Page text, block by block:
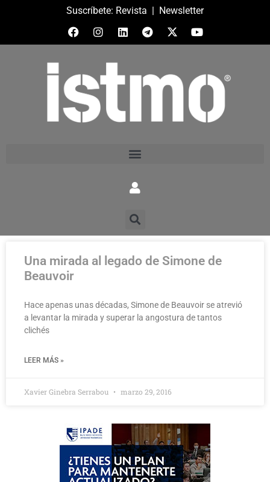
Suscríbete: Revista | Newsletter
Una mirada al legado de Simone de
Beauvoir
Hace apenas unas décadas, Simone de Beauvoir se atrevió
a levantar la mirada y superar la angostura de tantos
clichés
LEER MÁS »
Xavier Ginebra Serrabou marzo 29, 2016